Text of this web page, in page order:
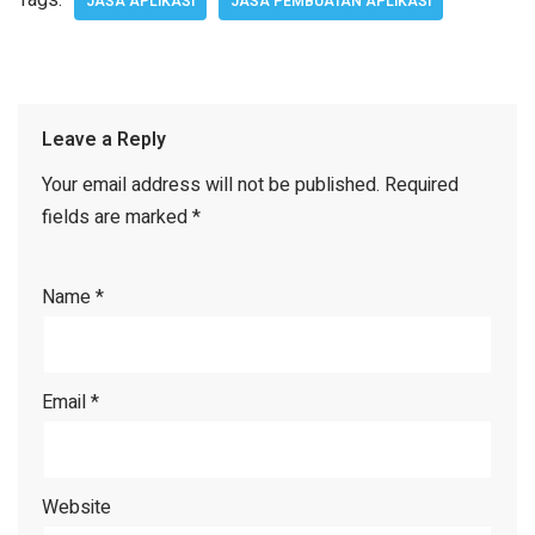
Leave a Reply
Your email address will not be published. Required
fields are marked*
Name*
Email*
Website